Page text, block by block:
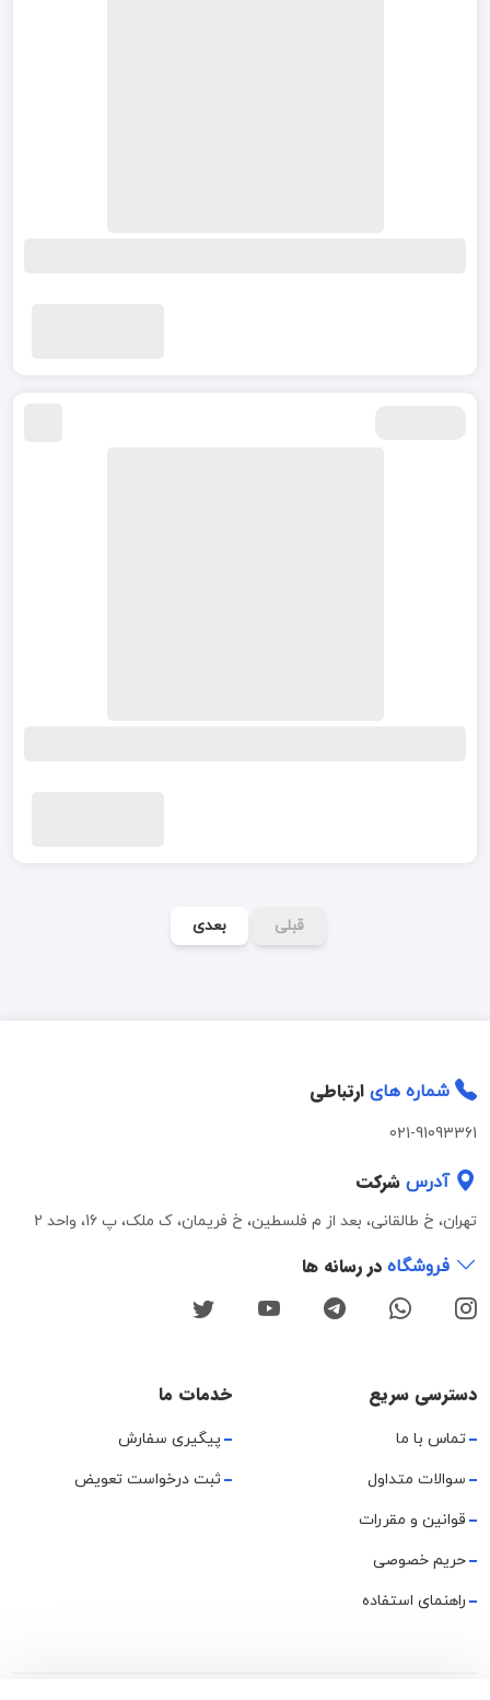
قبلی بعدی
شماره های ارتباطی
021-91093361
آدرس شرکت
تهران، خ طالقانی، بعد از م فلسطین، خ فریمان، ک ملک، پ 16، واحد 2
فروشگاه در رسانه ها
دسترسی سریع
تماس با ما
سوالات متداول
قوانین و مقررات
حریم خصوصی
راهنمای استفاده
خدمات ما
پیگیری سفارش
ثبت درخواست تعویض